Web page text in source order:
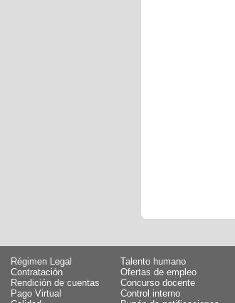
Régimen Legal
Talento humano
Contratación
Ofertas de empleo
Rendición de cuentas
Concurso docente
Pago Virtual
Control interno